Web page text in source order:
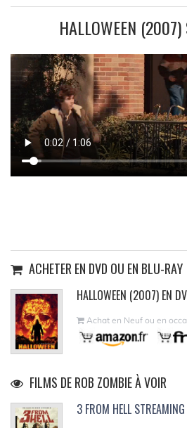
HALLOWEEN (2007)
ACHETER EN DVD OU EN BLU-RAY
HALLOWEEN (2007) EN
Achat en Neuf ou en
FILMS DE ROB ZOMBIE À VOIR
3 FROM HELL STREAMING